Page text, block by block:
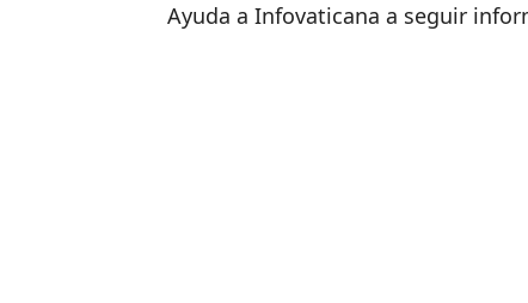
Ayuda a Infovaticana a seguir